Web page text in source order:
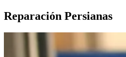
Reparación Persianas